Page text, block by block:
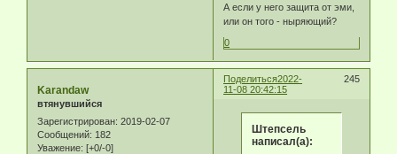
А если у него защита от эми,
или он того - ныряющий?
0
Поделиться 245
2022-
11-08 20:42:15
Karandaw
втянувшийся
Зарегистрирован: 2019-02-07
Сообщений: 182
Уважение: [+0/-0]
Штепсель
написал(а):